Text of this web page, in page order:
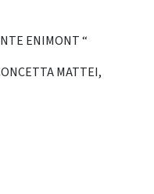
ENIMONT “
MATTEI,